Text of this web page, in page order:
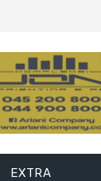
EXTRA